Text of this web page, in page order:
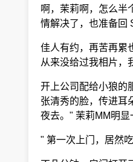
啊，茉莉啊，怎么半
情解决了，也准备回
佳人有约，再苦再累
从来没给过我相片，
开上公司配给小狼的
张清秀的脸，传进耳
夜去。" 茉莉MM明
" 第一次上门，居然